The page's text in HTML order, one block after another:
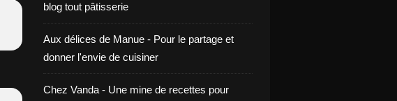
blog tout pâtisserie
Aux délices de Manue - Pour le partage et
donner l'envie de cuisiner
Chez Vanda - Une mine de recettes pour